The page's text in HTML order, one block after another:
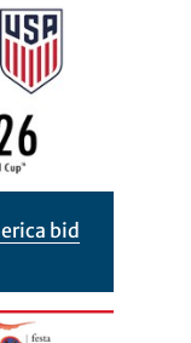
bid